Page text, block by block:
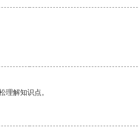
理解知识点。